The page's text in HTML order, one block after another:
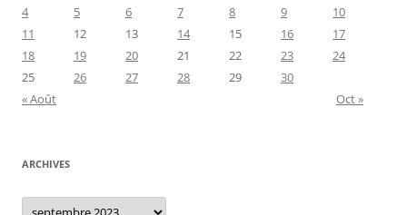
4
5 6 7 8 9
10
11
12 13 14 15 16
17
18
19 20 21 22 23
24
25
26 27 28 29
30
« Août
Oct »
ARCHIVES
Archives